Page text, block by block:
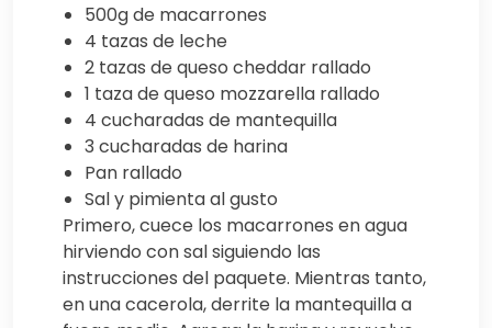
500g de macarrones
4 tazas de leche
2 tazas de queso cheddar rallado
1 taza de queso mozzarella rallado
4 cucharadas de mantequilla
3 cucharadas de harina
Pan rallado
Sal y pimienta al gusto
Primero, cuece los macarrones en agua
hirviendo con sal siguiendo las
instrucciones del paquete. Mientras tanto,
en una cacerola, derrite la mantequilla a